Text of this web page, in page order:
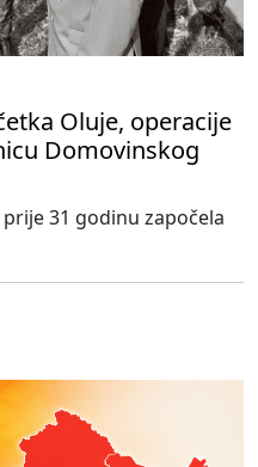
Oluje, operacije
Domovinskog
31 godinu započela